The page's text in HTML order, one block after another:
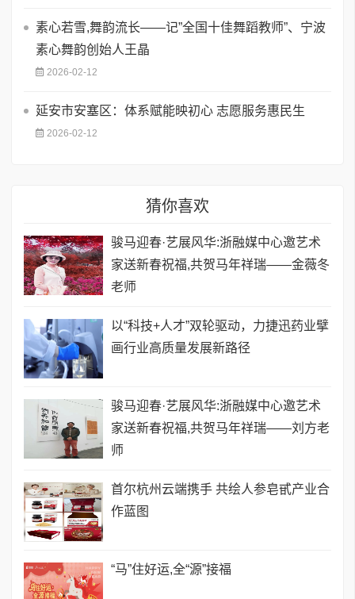
素心若雪,舞韵流长——记”全国十佳舞蹈教师”、宁波
素心舞韵创始人王晶
2026-02-12
延安市安塞区：体系赋能映初心 志愿服务惠民生
2026-02-12
猜你喜欢
骏马迎春·艺展风华:浙融媒中心邀艺术
家送新春祝福,共贺马年祥瑞——金薇冬
老师
以“科技+人才”双轮驱动，力捷迅药业擘
画行业高质量发展新路径
骏马迎春·艺展风华:浙融媒中心邀艺术
家送新春祝福,共贺马年祥瑞——刘方老
师
首尔杭州云端携手 共绘人参皂甙产业合
作蓝图
​“马”住好运,全“源”接福